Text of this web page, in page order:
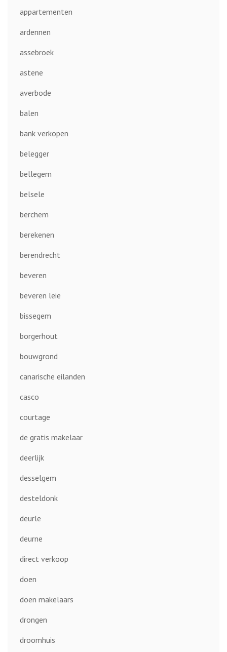
appartementen
ardennen
assebroek
astene
averbode
balen
bank verkopen
belegger
bellegem
belsele
berchem
berekenen
berendrecht
beveren
beveren leie
bissegem
borgerhout
bouwgrond
canarische eilanden
casco
courtage
de gratis makelaar
deerlijk
desselgem
desteldonk
deurle
deurne
direct verkoop
doen
doen makelaars
drongen
droomhuis